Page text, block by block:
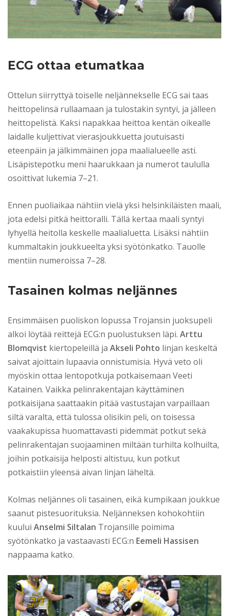
ECG ottaa etumatkaa
Ottelun siirryttyä toiselle neljännekselle ECG sai taas
heittopelinsä rullaamaan ja tulostakin syntyi, ja jälleen
heittopelistä. Kaksi napakkaa heittoa kentän oikealle
laidalle kuljettivat vierasjoukkuetta joutuisasti
eteenpäin ja jälkimmäinen jopa maalialueelle asti.
Lisäpistepotku meni haarukkaan ja numerot taululla
osoittivat lukemia 7–21.
Ennen puoliaikaa nähtiin vielä yksi helsinkiläisten maali,
jota edelsi pitkä heittoralli. Tällä kertaa maali syntyi
lyhyellä heitolla keskelle maalialuetta. Lisäksi nähtiin
kummaltakin joukkueelta yksi syötönkatko. Tauolle
mentiin numeroissa 7–28.
Tasainen kolmas neljännes
Ensimmäisen puoliskon lopussa Trojansin juoksupeli
alkoi löytää reittejä ECG:n puolustuksen läpi. Arttu
Blomqvist kiertopeleillä ja Akseli Pohto linjan keskeltä
saivat ajoittain lupaavia onnistumisia. Hyvä veto oli
myöskin ottaa lentopotkuja potkaisemaan Veeti
Katainen. Vaikka pelinrakentajan käyttäminen
potkaisijana saattaakin pitää vastustajan varpaillaan
siltä varalta, että tulossa olisikin peli, on toisessa
vaakakupissa huomattavasti pidemmät potkut sekä
pelinrakentajan suojaaminen miltään turhilta kolhuilta,
joihin potkaisija helposti altistuu, kun potkut
potkaistiin yleensä aivan linjan läheltä.
Kolmas neljännes oli tasainen, eikä kumpikaan joukkue
saanut pistesuorituksia. Neljänneksen kohokohtiin
kuului Anselmi Siltalan Trojansille poimima
syötönkatko ja vastaavasti ECG:n Eemeli Hassisen
nappaama katko.